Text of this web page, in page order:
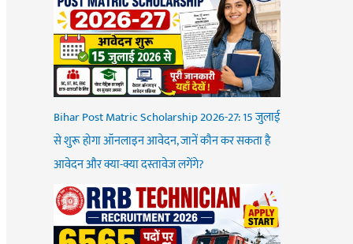
Bihar Post Matric Scholarship 2026-27: 15 जुलाई
से शुरू होगा ऑनलाइन आवेदन, जानें कौन कर सकता है
आवेदन और क्या-क्या दस्तावेज लगेंगे?